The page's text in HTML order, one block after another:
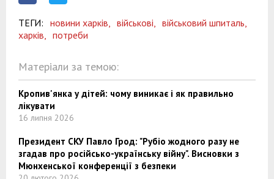
ТЕГИ: новини харків, військові,
військовий шпиталь,
харків,
потреби
Матеріали за темою:
Кропив'янка у дітей: чому виникає і як правильно
лікувати
16 липня 2026
Президент СКУ Павло Грод: "Рубіо жодного разу не
згадав про російсько-українську війну". Висновки з
Мюнхенської конференції з безпеки